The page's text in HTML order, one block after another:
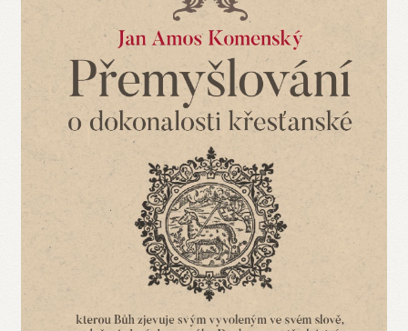
Balíčky
Poukazy
Můj účet
Odebírej novinky!